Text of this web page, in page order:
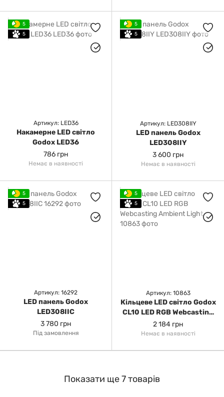
5
5
Артикул: LED36
Накамерне LED світло
Godox LED36
786 грн
Немає в наявності
5
5
Артикул: LED308IIY
LED панель Godox
LED308IIY
3 600 грн
Немає в наявності
5
5
Артикул: 16292
LED панель Godox
LED308IIC
3 780 грн
Під замовлення
5
5
Артикул: 10863
Кільцеве LED світло Godox
CL10 LED RGB Webcasting
Ambient Light
2 184 грн
Немає в наявності
Показати ще 7 товарів